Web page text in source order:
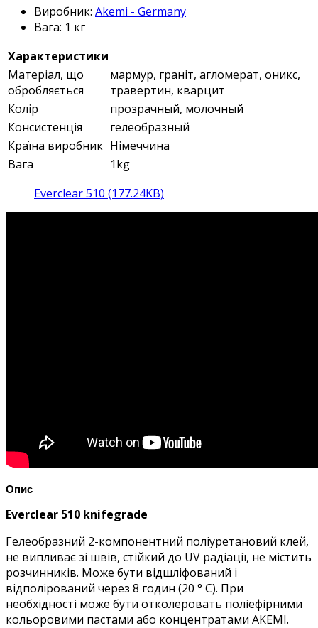
Виробник: Akemi - Germany
Вага: 1 кг
Характеристики
Матеріал, що
обробляється
мармур, граніт, агломерат, оникс,
травертин, кварцит
Колір
прозрачный, молочный
Консистенція
гелеобразный
Країна виробник Німеччина
Вага
1kg
Everclear 510 (177.24KB)
Опис
Everclear 510 knifegrade
Гелеобразний 2-компонентний поліуретановий клей,
не випливає зі швів, стійкий до UV радіації, не містить
розчинників. Може бути відшліфований і
відполірований через 8 годин (20 ° C). При
необхідності може бути отколеровать поліефірними
кольоровими пастами або концентратами AKEMI.